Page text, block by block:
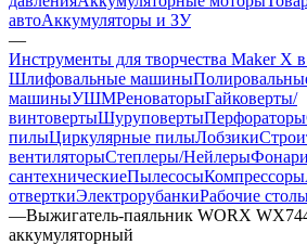
автоАккумуляторы и ЗУ
—
Инструменты для творчества Maker X
Шлифовальные машины
машиныУШМРеноваторыГайковерты/
винтовертыШуруповертыПерфораторы
пилыЦиркулярные пилыЛобзики
вентиляторыСтеплеры/НейлерыФонари
сантехническиеПылесосыКомпрессоры
отверткиЭлектрорубанкиРабочие
—Выжигатель-паяльник WORX
аккумуляторный